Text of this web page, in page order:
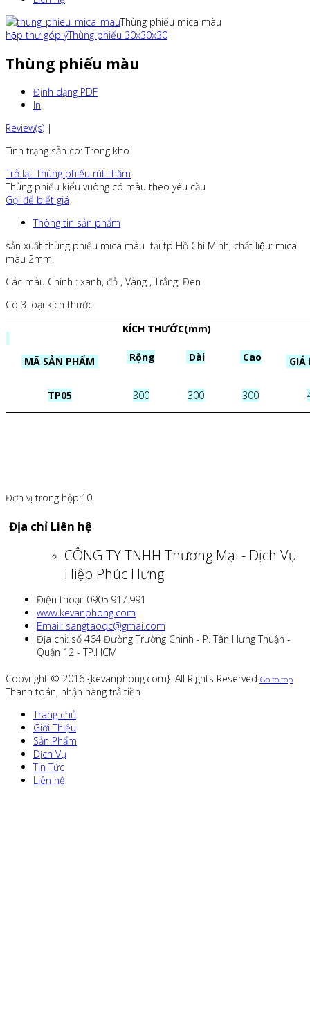
Thùng phiếu mica màu
hộp thư góp ýThùng phiếu 30x30x30
Thùng phiếu màu
Định dạng PDF
In
Review(s) |
Tình trạng sẵn có: Trong kho
Trở lại: Thùng phiếu rút thăm
Thùng phiếu kiểu vuông có màu theo yêu cầu
Gọi để biết giá
Thông tin sản phẩm
sản xuất thùng phiếu mica màu tại tp Hồ Chí Minh, chất liệu: mica
màu 2mm.
Các màu Chính : xanh, đỏ , Vàng , Trắng, Đen
Có 3 loại kích thước:
MÃ SẢN PHẨM
KÍCH THƯỚC(mm)
GIÁ
Rộng Dài Cao
TP05 300 300 300
Đơn vị trong hộp:10
Địa chỉ Liên hệ
CÔNG TY TNHH Thương Mại - Dịch Vụ
Hiệp Phúc Hưng
Điện thoại: 0905.917.991
www.kevanphong.com
Email: sangtaoqc@gmai.com
Địa chỉ: số 464 Đường Trường Chinh - P. Tân Hưng Thuận -
Quận 12 - TP.HCM
Copyright © 2016 {kevanphong.com}. All Rights Reserved.Go to top
Thanh toán, nhận hàng trả tiền
Trang chủ
Giới Thiệu
Sản Phẩm
Dịch Vụ
Tin Tức
Liên hệ